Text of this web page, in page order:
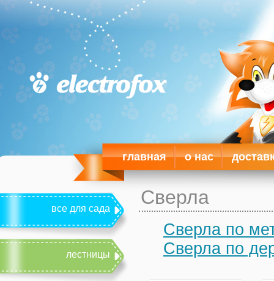
главная о нас
все для сада
лестницы
Сверла
Сверла по
Сверла по